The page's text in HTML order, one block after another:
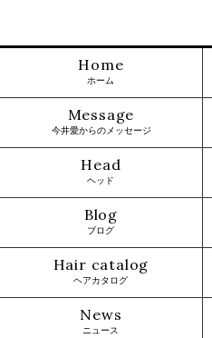
Home
ホーム
Message
今井愛からのメッセージ
Head
ヘッド
Blog
ブログ
Hair catalog
ヘアカタログ
News
ニュース